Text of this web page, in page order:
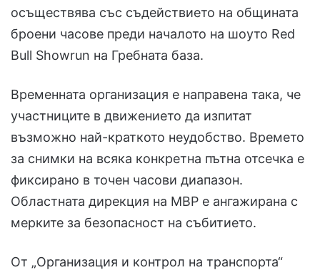
осъществява със съдействието на общината
броени часове преди началото на шоуто Red
Bull Showrun на Гребната база.
Временната организация е направена така, че
участниците в движението да изпитат
възможно най-краткото неудобство. Времето
за снимки на всяка конкретна пътна отсечка е
фиксирано в точен часови диапазон.
Областната дирекция на МВР е ангажирана с
мерките за безопасност на събитието.
От „Организация и контрол на транспорта“